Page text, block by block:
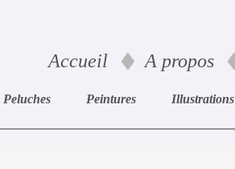
Accueil A propos
Peluches Peintures Illustrations